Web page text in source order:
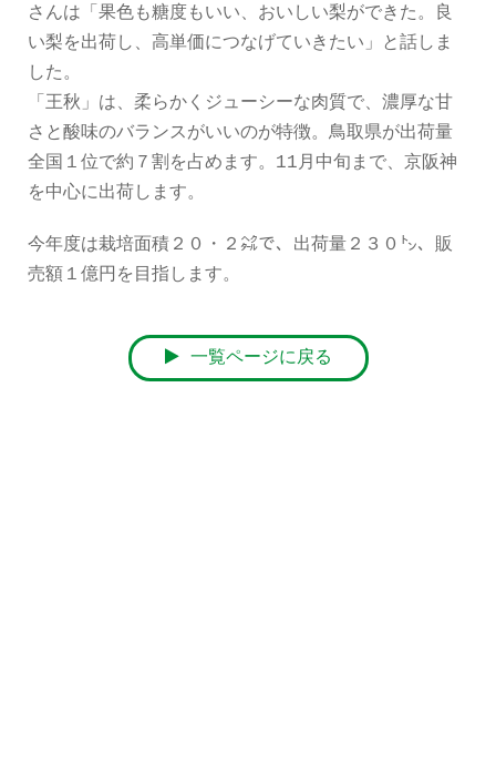
さんは「果色も糖度もいい、おいしい梨ができた。良
い梨を出荷し、高単価につなげていきたい」と話しま
した。
「王秋」は、柔らかくジューシーな肉質で、濃厚な甘
さと酸味のバランスがいいのが特徴。鳥取県が出荷量
全国１位で約７割を占めます。11月中旬まで、京阪神
を中心に出荷します。
今年度は栽培面積２０・２㌶で、出荷量２３０㌧、販
売額１億円を目指します。
一覧ページに戻る